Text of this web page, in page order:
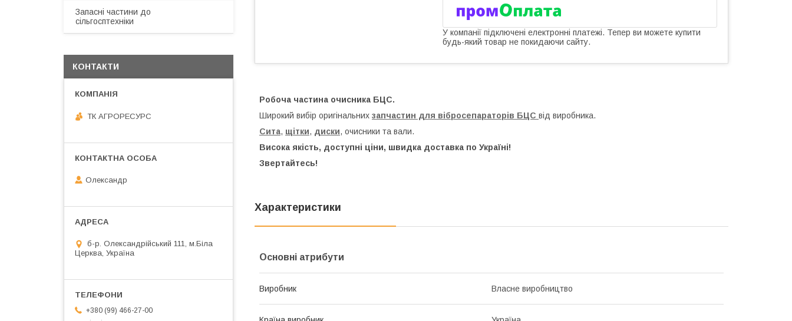
У компанії підключені електронні платежі. Тепер ви можете купити
будь-який товар не покидаючи сайту.
Робоча частина очисника БЦС.
Широкий вибір оригінальних запчастин для вібросепараторів БЦС від виробника.
Сита, щітки, диски, очисники та вали.
Висока якість, доступні ціни, швидка доставка по Україні!
Звертайтесь!
Характеристики
Основні атрибути
Виробник Власне виробництво
Запасні частини до
сільгосптехніки
КОНТАКТИ
ТК АГРОРЕСУРС
Олександр
б-р. Олександрійський 111, м.Біла
Церква, Україна
+380 (99) 466-27-00